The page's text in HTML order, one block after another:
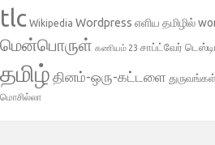
tlc Wikipedia Wordpress எளிய தமிழில்
மென்பொருள் கணியம் 23 சாப்ட்வேர்
தமிழ் தினம்-ஒரு-கட்டளை
மொசில்லா